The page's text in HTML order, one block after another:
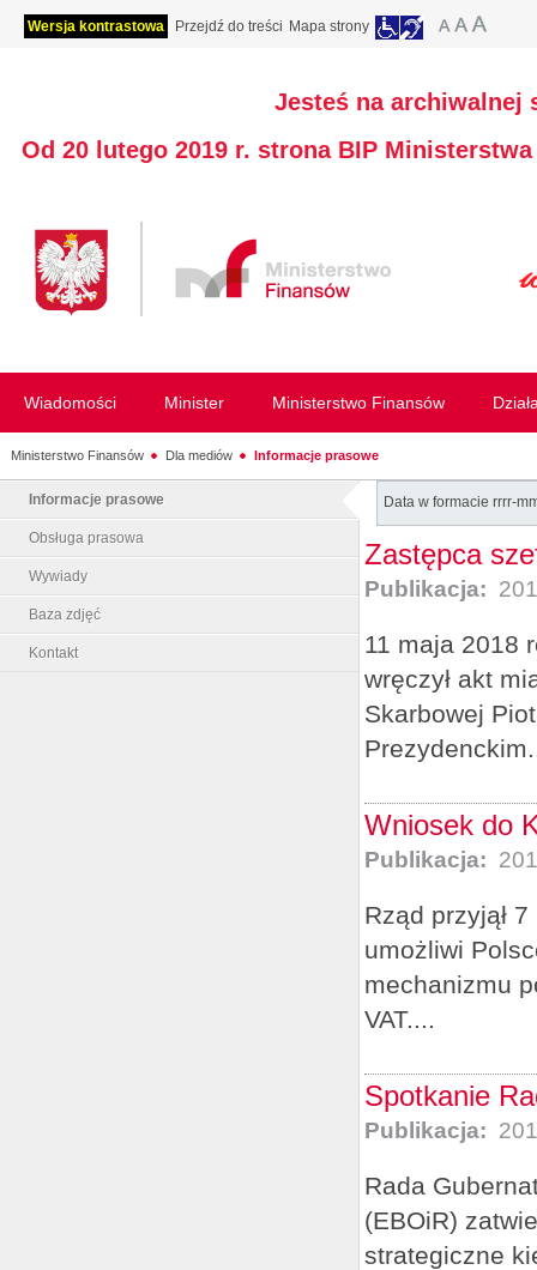
Wersja kontrastowa Przejdź do treści Mapa strony
Jesteś na archiwalnej
Od 20 lutego 2019 r. strona BIP
Wiadomości Minister Ministerstwo Finansów
Ministerstwo Finansów Dla mediów Informacje prasowe
Informacje prasowe
Obsługa prasowa
Wywiady
Baza zdjęć
Kontakt
Data w formacie rrrr-
Zastępca
Publikacja:
11 maja 2018
wręczył akt
Skarbowej
Wniosek do
Publikacja:
Rząd przyjął
umożliwi
mechanizmu
VAT....
Spotkanie
Publikacja:
Rada
(EBOiR)
strategiczne